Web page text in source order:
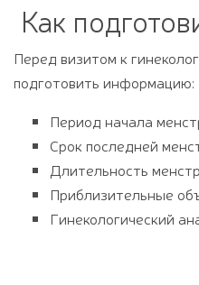
Как
Перед визитом к
подготовить информацию:
Период начала
Срок последней
Длительность
Приблизительные
Гинекологический